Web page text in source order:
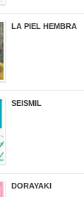
LA PIEL HEMBRA
SEISMIL
DORAYAKI